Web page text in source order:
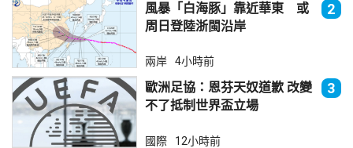
風暴「白海豚」靠近華東 或
周日登陸浙閩沿岸
2
兩岸 4小時前
歐洲足協：恩芬天奴道歉 改變
不了抵制世界盃立場
3
國際 12小時前